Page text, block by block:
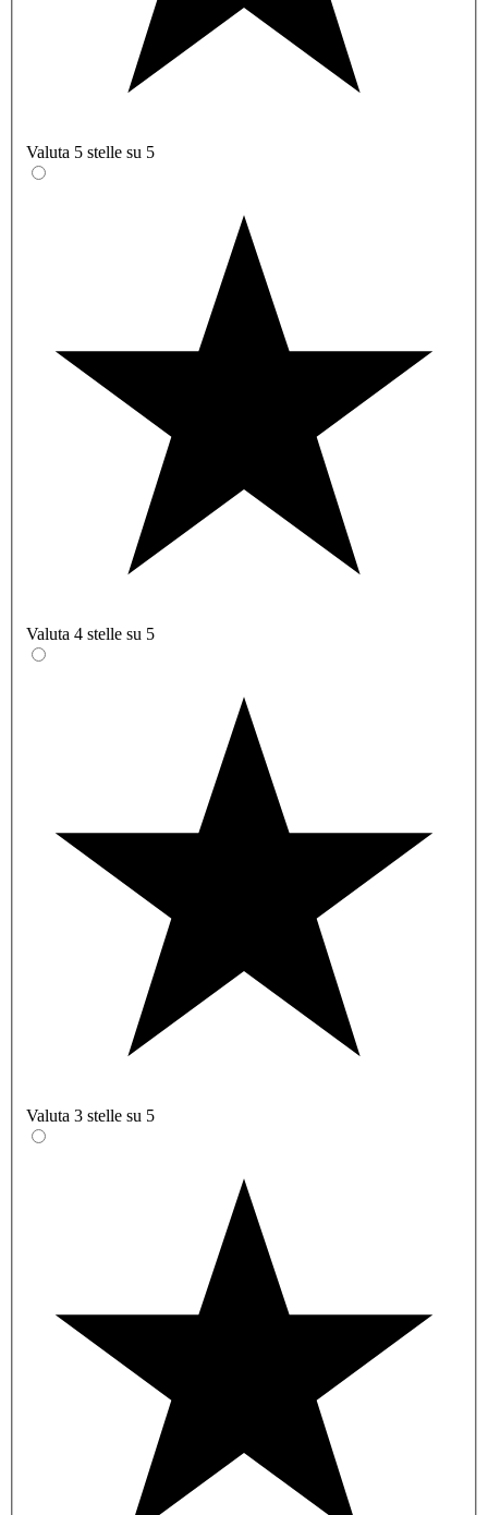
Valuta 5 stelle su 5
Valuta 4 stelle su 5
Valuta 3 stelle su 5